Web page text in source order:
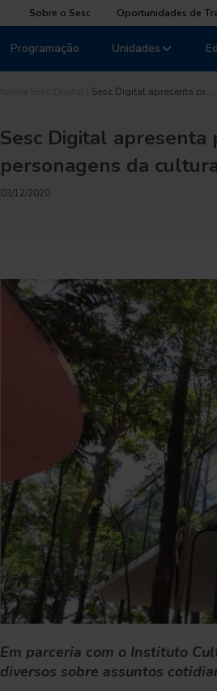
Sobre o Sesc Oportunidades de
Unidades
Programação
Sesc Digital apresenta pr…
Sesc Digital apresenta
personagens da
03/12/2020
Em parceria com o Instituto
diversos sobre assuntos